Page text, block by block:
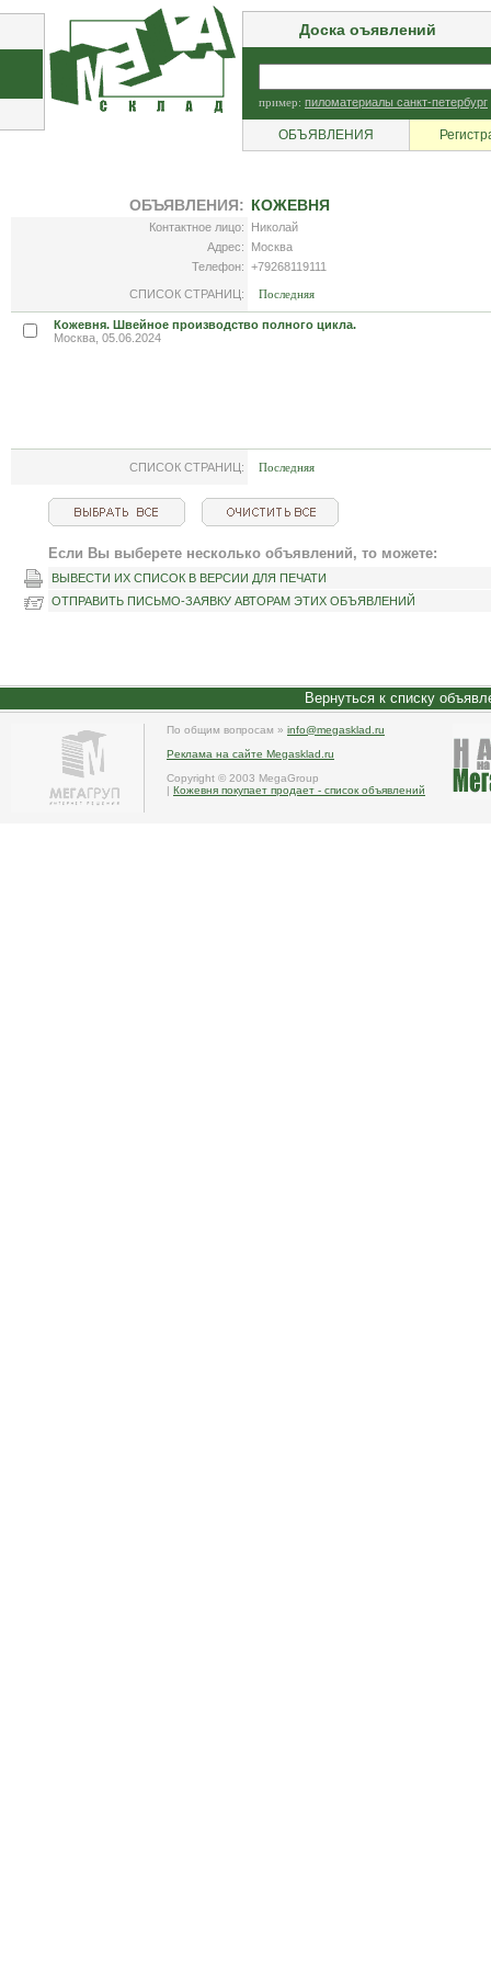
Доска оъявлений
пример: пиломатериалы санкт-петербург
ОБЪЯВЛЕНИЯ
ОБЪЯВЛЕНИЯ: КОЖЕВНЯ
Контактное лицо:
Николай
Адрес:
Москва
Телефон: +79268119111
СПИСОК СТРАНИЦ: Последняя
Кожевня. Швейное производство полного цикла.
Москва, 05.06.2024
СПИСОК СТРАНИЦ: Последняя
Если Вы выберете несколько объявлений, то можете:
ВЫВЕСТИ ИХ СПИСОК В ВЕРСИИ ДЛЯ ПЕЧАТИ
ОТПРАВИТЬ ПИСЬМО-ЗАЯВКУ АВТОРАМ ЭТИХ ОБЪЯВЛЕНИЙ
Вернуться к списку
По общим вопросам » info@megasklad.ru
Реклама на сайте Megasklad.ru
Copyright © 2003 MegaGroup
| Кожевня покупает продает - список объявлений